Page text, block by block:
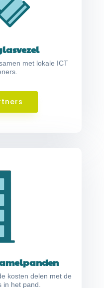
met lokale ICT
kosten delen met de
het pand.